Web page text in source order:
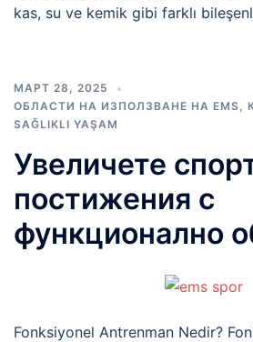
kas, su ve kemik gibi farklı
МАРТ 28, 2025
ОБЛАСТИ НА ИЗПОЛЗВАНЕ НА EMS,
SAĞLIKLI YAŞAM
Увеличете
постижения с
функционално
Fonksiyonel Antrenman Nedir?